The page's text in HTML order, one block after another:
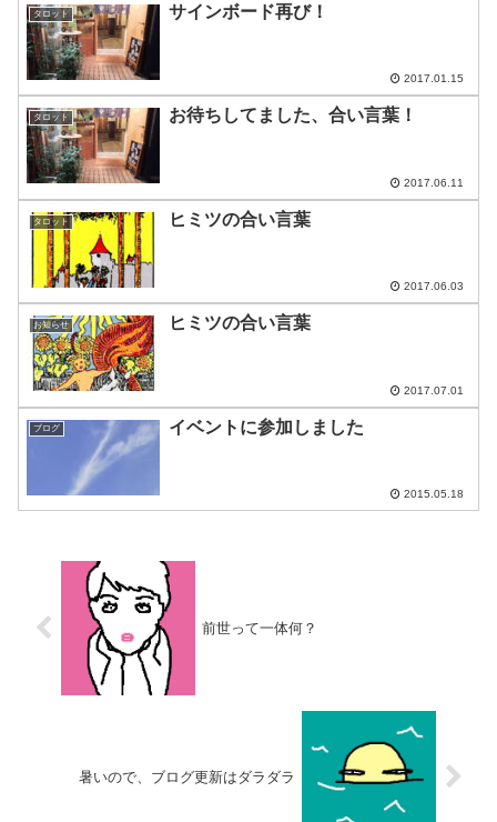
タロット サインボード再び！
2017.01.15
タロット お待ちしてました、合い言葉！
2017.06.11
タロット ヒミツの合い言葉
2017.06.03
お知らせ ヒミツの合い言葉
2017.07.01
ブログ イベントに参加しました
2015.05.18
前世って一体何？
暑いので、ブログ更新はダラダラ